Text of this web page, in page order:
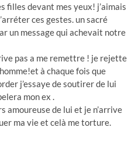
filles devant mes yeux! j’aimais
ces gestes. un sacré
un message qui achevait notre
pas a me remettre ! je rejette
à chaque fois que
j’essaye de soutirer de lui
mon ex .
amoureuse de lui et je n’arrive
ma vie et celà me torture.